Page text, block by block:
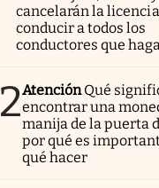
cancelarán la
conducir a todos los
conductores que
2AtenciónQué
encontrar una
manija de la puerta
por qué es
qué hacer